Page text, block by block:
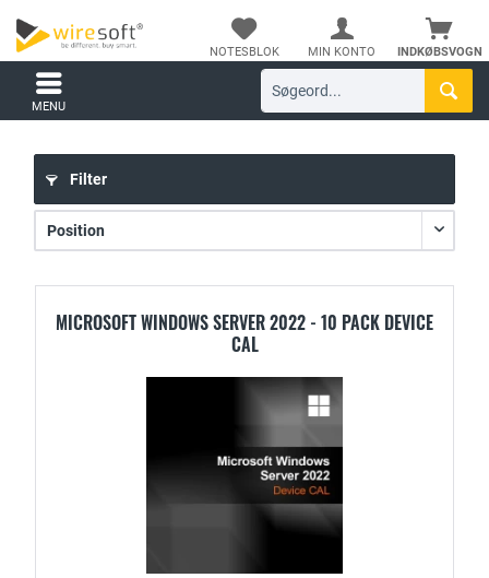
INDKØBSVOGN
NOTESBLOK MIN KONTO
MENU
Filter
MICROSOFT WINDOWS SERVER 2022 - 10 PACK DEVICE
CAL